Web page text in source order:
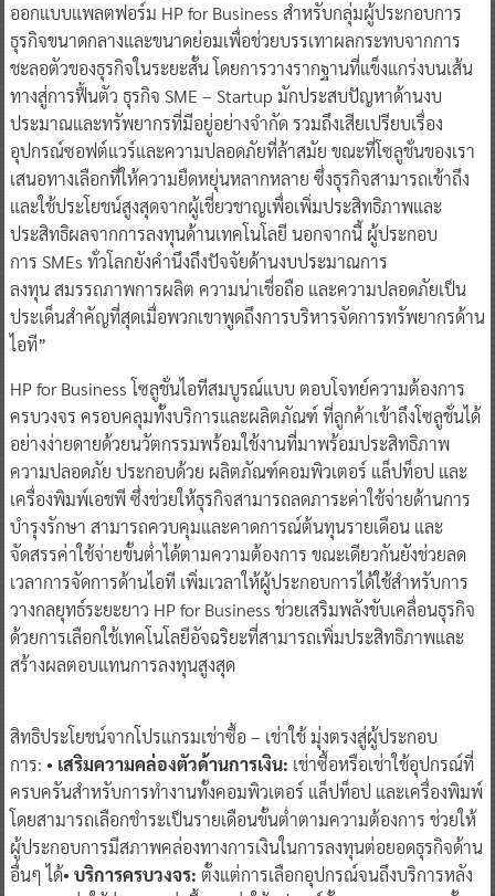
ออกแบบแพลตฟอร์ม HP for Business สำหรับกลุ่มผู้ประกอบการ
ธุรกิจขนาดกลางและขนาดย่อมเพื่อช่วยบรรเทาผลกระทบจากการ
ชะลอตัวของธุรกิจในระยะสั้น โดยการวางรากฐานที่แข็งแกร่งบนเส้น
ทางสู่การฟื้นตัว ธุรกิจ SME – Startup มักประสบปัญหาด้านงบ
ประมาณและทรัพยากรที่มีอยู่อย่างจำกัด รวมถึงเสียเปรียบเรื่อง
อุปกรณ์ซอฟต์แวร์และความปลอดภัยที่ล้าสมัย ขณะที่โซลูชั่นของเรา
เสนอทางเลือกที่ให้ความยืดหยุ่นหลากหลาย ซึ่งธุรกิจสามารถเข้าถึง
และใช้ประโยชน์สูงสุดจากผู้เชี่ยวชาญเพื่อเพิ่มประสิทธิภาพและ
ประสิทธิผลจากการลงทุนด้านเทคโนโลยี นอกจากนี้ ผู้ประกอบ
การ SMEs ทั่วโลกยังคำนึงถึงปัจจัยด้านงบประมาณการ
ลงทุน สมรรถภาพการผลิต ความน่าเชื่อถือ และความปลอดภัยเป็น
ประเด็นสำคัญที่สุดเมื่อพวกเขาพูดถึงการบริหารจัดการทรัพยากรด้าน
ไอที”
HP for Business โซลูชั่นไอทีสมบูรณ์แบบ ตอบโจทย์ความต้องการ
ครบวงจร ครอบคลุมทั้งบริการและผลิตภัณฑ์ ที่ลูกค้าเข้าถึงโซลูชั่นได้
อย่างง่ายดายด้วยนวัตกรรมพร้อมใช้งานที่มาพร้อมประสิทธิภาพ
ความปลอดภัย ประกอบด้วย ผลิตภัณฑ์คอมพิวเตอร์ แล็ปท็อป และ
เครื่องพิมพ์เอชพี ซึ่งช่วยให้ธุรกิจสามารถลดภาระค่าใช้จ่ายด้านการ
บำรุงรักษา สามารถควบคุมและคาดการณ์ต้นทุนรายเดือน และ
จัดสรรค่าใช้จ่ายขั้นต่ำได้ตามความต้องการ ขณะเดียวกันยังช่วยลด
เวลาการจัดการด้านไอที เพิ่มเวลาให้ผู้ประกอบการได้ใช้สำหรับการ
วางกลยุทธ์ระยะยาว HP for Business ช่วยเสริมพลังขับเคลื่อนธุรกิจ
ด้วยการเลือกใช้เทคโนโลยีอัจฉริยะที่สามารถเพิ่มประสิทธิภาพและ
สร้างผลตอบแทนการลงทุนสูงสุด
สิทธิประโยชน์จากโปรแกรมเช่าซื้อ – เช่าใช้ มุ่งตรงสู่ผู้ประกอบ
การ: • เสริมความคล่องตัวด้านการเงิน: เช่าซื้อหรือเช่าใช้อุปกรณ์ที่
ครบครันสำหรับการทำงานทั้งคอมพิวเตอร์ แล็ปท็อป และเครื่องพิมพ์
โดยสามารถเลือกชำระเป็นรายเดือนขั้นต่ำตามความต้องการ ช่วยให้
ผู้ประกอบการมีสภาพคล่องทางการเงินในการลงทุนต่อยอดธุรกิจด้าน
อื่นๆ ได้• บริการครบวงจร: ตั้งแต่การเลือกอุปกรณ์จนถึงบริการหลัง